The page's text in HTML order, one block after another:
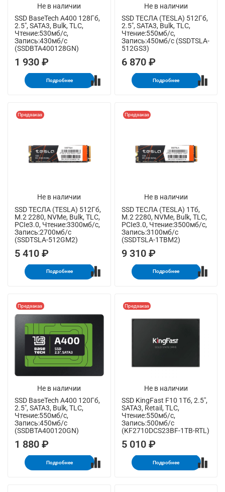
Не в наличии
SSD BaseTech A400 128Гб,
2.5", SATA3, Bulk, TLC,
Чтение:530мб/с,
Запись:430мб/с
(SSDBTA400128GN)
1 930 ₽
Подробнее
Не в наличии
SSD ТЕСЛА (TESLA) 512Гб,
2.5", SATA3, Bulk, TLC,
Чтение:550мб/с,
Запись:450мб/с (SSDTSLA-
512GS3)
6 870 ₽
Подробнее
Не в наличии
Предзаказ
SSD ТЕСЛА (TESLA) 512Гб,
M.2 2280, NVMe, Bulk, TLC,
PCIe3.0, Чтение:3300мб/с,
Запись:2700мб/с
(SSDTSLA-512GM2)
5 410 ₽
Подробнее
Не в наличии
Предзаказ
SSD ТЕСЛА (TESLA) 1Тб,
M.2 2280, NVMe, Bulk, TLC,
PCIe3.0, Чтение:3500мб/с,
Запись:3100мб/с
(SSDTSLA-1TBM2)
9 310 ₽
Подробнее
Не в наличии
Предзаказ
SSD BaseTech A400 120Гб,
2.5", SATA3, Bulk, TLC,
Чтение:550мб/с,
Запись:450мб/с
(SSDBTA400120GN)
1 880 ₽
Подробнее
Не в наличии
Предзаказ
SSD KingFast F10 1Тб, 2.5",
SATA3, Retail, TLC,
Чтение:550мб/с,
Запись:500мб/с
(KF2710DCS23BF-1TB-RTL)
5 010 ₽
Подробнее